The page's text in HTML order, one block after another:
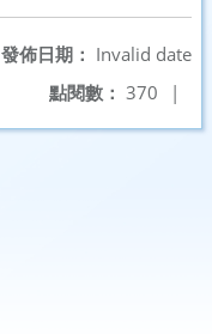
發佈日期： Invalid date
點閱數： 370 |